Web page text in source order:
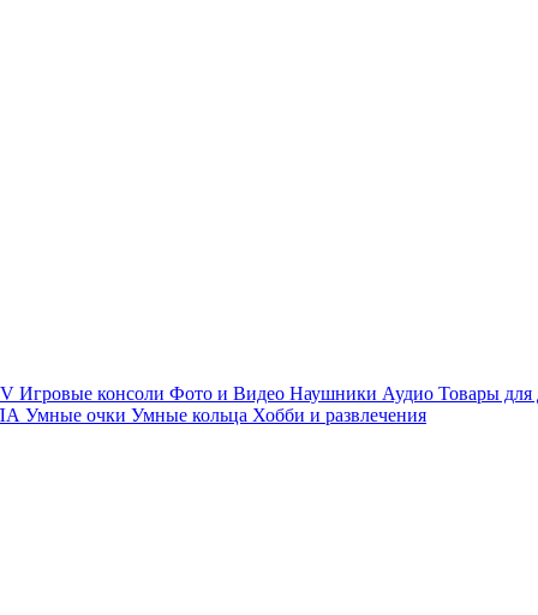
Игровые консоли Фото и Видео Наушники Аудио Товары для
Умные очки Умные кольца Хобби и развлечения